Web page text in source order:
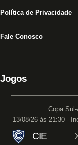
Política de Privacidade
Fale Conosco
Jogos
Copa
13/08/26 às 21:30 -
CIE